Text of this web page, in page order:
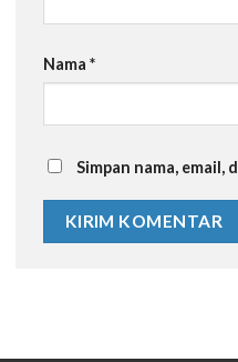
Nama *
Simpan nama,